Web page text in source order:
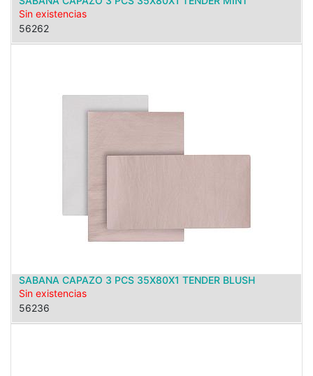
Sin existencias
56262
SABANA CAPAZO 3 PCS 35X80X1 TENDER BLUSH
Sin existencias
56236